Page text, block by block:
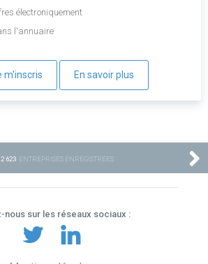
électroniquement
l'annuaire
m'inscris En savoir plus
623 ENTREPRISES ENREGISTRÉES
nous sur les réseaux sociaux :